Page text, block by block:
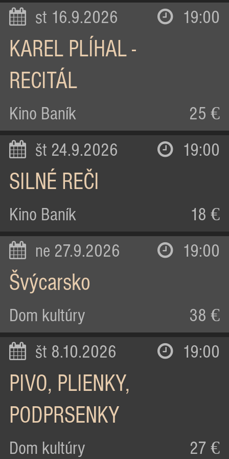
st 16.9.2026 19:00
KAREL PLÍHAL -
RECITÁL
Kino Baník 25 €
št 24.9.2026 19:00
SILNÉ REČI
Kino Baník 18 €
ne 27.9.2026 19:00
Švýcarsko
Dom kultúry 38 €
št 8.10.2026 19:00
PIVO, PLIENKY,
PODPRSENKY
Dom kultúry 27 €